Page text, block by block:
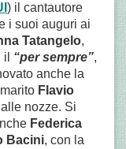
) il cantautore
i suoi auguri ai
Tatangelo,
“per sempre”,
anche la
Flavio
nozze. Si
Federica
Bacini, con la